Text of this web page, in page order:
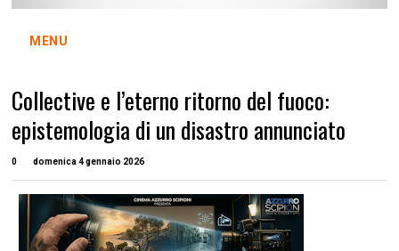
MENU
Collective e l’eterno ritorno del fuoco:
epistemologia di un disastro annunciato
0 domenica 4 gennaio 2026